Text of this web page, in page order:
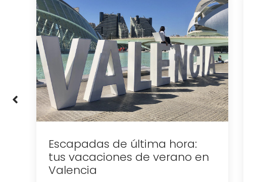
Escapadas de última hora:
tus vacaciones de verano en
Valencia